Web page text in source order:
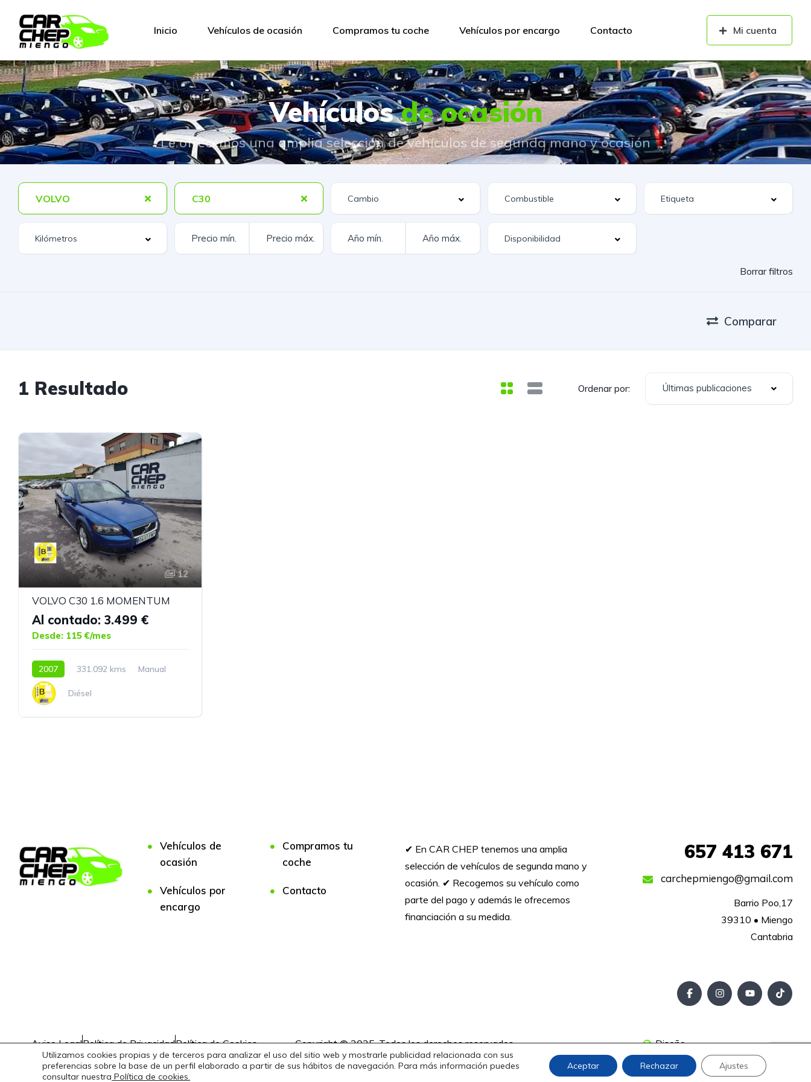
Inicio Vehículos de ocasión Compramos tu coche Vehículos por encargo Contacto Mi cuenta
Vehículosde ocasión
Le ofrecemos una amplia selección de vehículos de segunda mano y ocasión
VOLVO C30
Borrar filtros
Comparar
1 Resultado Ordenar por: Últimas publicaciones
12
VOLVO C30 1.6 MOMENTUM
Al contado: 3.499 €
Desde: 115 €/mes
2007 331.092 kms Manual
Diésel
Vehículos de
ocasión
Compramos tu
coche
Vehículos por
encargo
Contacto
✔︎ En CAR CHEP tenemos una amplia
selección de vehículos de segunda mano y
ocasión. ✔︎ Recogemos su vehículo como
parte del pago y además le ofrecemos
financiación a su medida.
657 413 671
carchepmiengo@gmail.com
Barrio Poo,17
39310 • Miengo
Cantabria
Aviso LegalPolítica de PrivacidadPolítica de Cookies Copyright © 2025. Todos los derechos reservados. Diseño
Utilizamos cookies propias y de terceros para analizar el uso del sitio web y mostrarle publicidad relacionada con sus
preferencias sobre la base de un perfil elaborado a partir de sus hábitos de navegación. Para más información puedes
consultar nuestra Política de cookies.
Aceptar Rechazar Ajustes